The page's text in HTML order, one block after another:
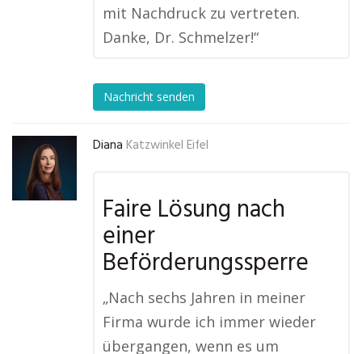
mit Nachdruck zu vertreten.
Danke, Dr. Schmelzer!“
Nachricht senden
Diana Katzwinkel Eifel
Faire Lösung nach
einer
Beförderungssperre
„Nach sechs Jahren in meiner
Firma wurde ich immer wieder
übergangen, wenn es um